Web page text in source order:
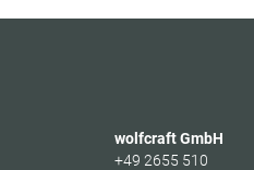
wolfcraft GmbH
+49 2655 510